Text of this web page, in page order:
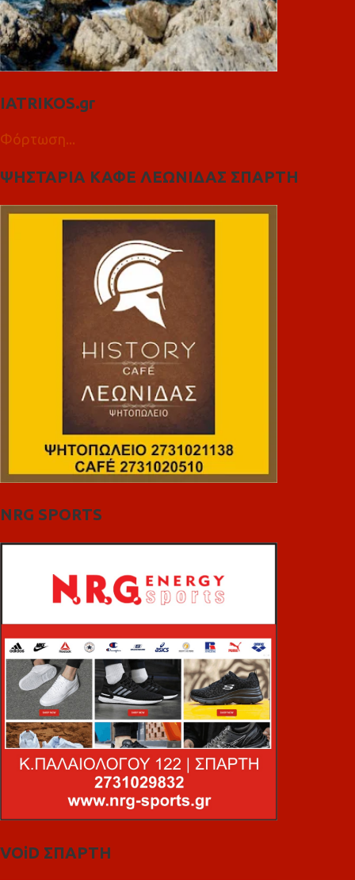
IATRIKOS.gr
Φόρτωση...
ΨΗΣΤΑΡΙΑ ΚΑΦΕ ΛΕΩΝΙΔΑΣ ΣΠΑΡΤΗ
NRG SPORTS
VOiD ΣΠΑΡΤΗ